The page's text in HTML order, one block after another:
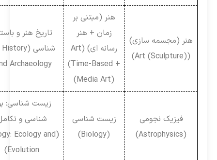
هنر (مجسمه سازی)
هنر (مبتنی بر
زمان + هنر
رسانه ای) (Art
(Time-Based +
Media Art))
تاریخ هنر و باستان
شناسی (Art History
and Archaeology)
فیزیک نجومی
زیست شناسی
زیست شناسی: بوم
شناسی و تکامل
(Biology: Ecology and
Evolution)